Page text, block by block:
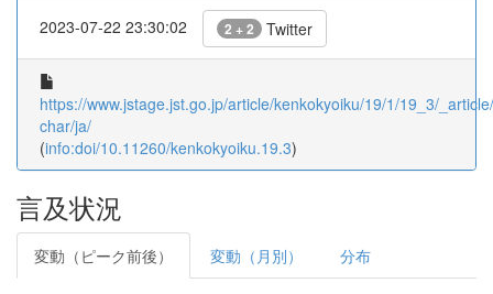
2023-07-22 23:30:02 2 + 2 Twitter
https://www.jstage.jst.go.jp/article/kenkokyoiku/19/1/19_3/
char/ja/
(info:doi/10.11260/kenkokyoiku.19.3)
言及状況
変動（ピーク前後） 変動（月別） 分布